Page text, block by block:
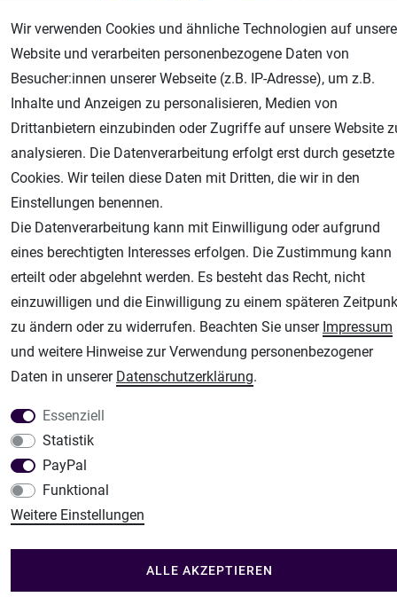
Airbrush-City
Fachhandel für: Airbrushpistolen, Kompressoren, Airbrushfarben
Modellbau-City
Modellbau Shop
Plotter-City
Schneideplotter, Transferpressen, Siebdruck und Plotterfolien
Im Shop Kaufen
Küchen Zubehör - Haus/Garten - Tierbedarf
Wir verwenden Cookies und ähnliche Technologien auf
Website und verarbeiten personenbezogene Daten von
Besucher:innen unserer Webseite (z.B. IP-Adresse), um z.B.
Inhalte und Anzeigen zu personalisieren, Medien von
Drittanbietern einzubinden oder Zugriffe auf unsere Website
analysieren. Die Datenverarbeitung erfolgt erst durch gesetzte
Cookies. Wir teilen diese Daten mit Dritten, die wir in den
Einstellungen benennen.
Die Datenverarbeitung kann mit Einwilligung oder aufgrund
eines berechtigten Interesses erfolgen. Die Zustimmung kann
erteilt oder abgelehnt werden. Es besteht das Recht, nicht
einzuwilligen und die Einwilligung zu einem späteren
zu ändern oder zu widerrufen. Beachten Sie unser Impressum
und weitere Hinweise zur Verwendung personenbezogener
Daten in unserer Daten­schutz­erklärung.
Essenziell
Statistik
PayPal
Funktional
Weitere Einstellungen
ALLE AKZEPTIEREN